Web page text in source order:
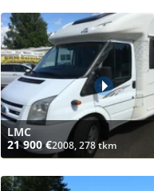
LMC
21 900 €2008, 278 tkm